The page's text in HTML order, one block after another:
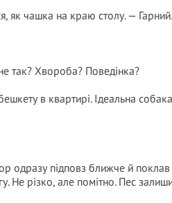
як чашка на краю столу. — Гарний.
так? Хвороба? Поведінка?
в квартирі. Ідеальна
одразу підповз ближче й поклав
Не різко, але помітно. Пес